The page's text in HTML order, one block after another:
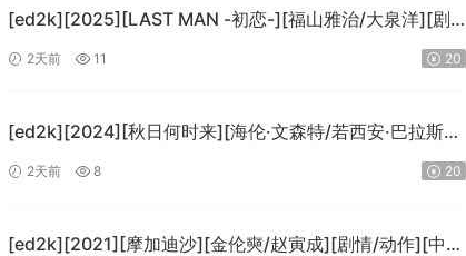
[ed2k][2025][LAST MAN -初恋-][福山雅治/大泉洋][剧
情][中文字幕][MKV/5.47GiB]
2天前 11 20
[ed2k][2024][秋日何时来][海伦·文森特/若西安·巴拉斯
科][剧情][中文字幕][MKV/7.09GiB]
2天前 8 20
[ed2k][2021][摩加迪沙][金伦奭/赵寅成][剧情/动作][中文